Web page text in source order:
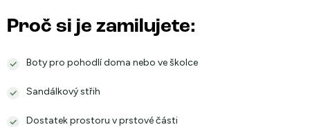
Proč si je zamilujete:
Boty pro pohodlí doma nebo ve školce
Sandálkový střih
Dostatek prostoru v prstové části